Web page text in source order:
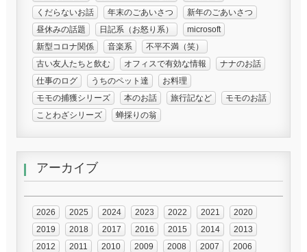
くだらないお話
年末のごあいさつ
新年のごあいさつ
昼休みの話題
日記系（お怒り系）
microsoft
新型コロナ関係
音楽系
不平不満（笑）
古い友人たちと飲む
オフィスで有効な情報
ナナのお話
仕事のログ
うちのペット達
お料理
モモの捕獲シリーズ
本のお話 旅行記など
モモのお話
ことわざシリーズ
蝉採りの翁
アーカイブ
2026 2025 2024 2023 2022 2021
2020
2019
2018 2017 2016 2015 2014
2013
2012
2011 2010 2009 2008 2007
2006